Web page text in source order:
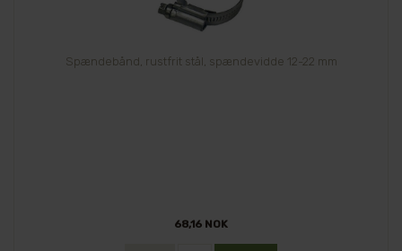
Spændebånd, rustfrit stål, spændevidde 12-22 mm
68,16 NOK